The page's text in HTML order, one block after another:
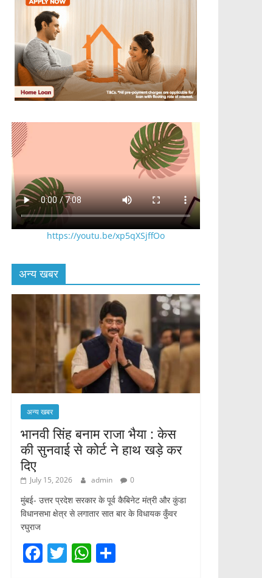
https://youtu.be/xp5qXSjffOo
अन्य खबर
अन्य खबर
भानवी सिंह बनाम राजा भैया : केस
की सुनवाई से कोर्ट ने हाथ खड़े कर
दिए
July 15, 2026 admin 0
मुंबई- उत्तर प्रदेश सरकार के पूर्व कैबिनेट मंत्री और कुंडा
विधानसभा क्षेत्र से लगातार सात बार के विधायक कुँवर
रघुराज
F T W